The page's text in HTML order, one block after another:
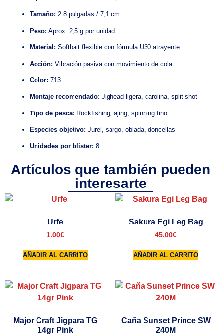
Tamaño: 2.8 pulgadas / 7,1 cm
Peso: Aprox. 2,5 g por unidad
Material: Softbait flexible con fórmula U30 atrayente
Acción: Vibración pasiva con movimiento de cola
Color: 713
Montaje recomendado: Jighead ligera, carolina, split shot
Tipo de pesca: Rockfishing, ajing, spinning fino
Especies objetivo: Jurel, sargo, oblada, doncellas
Unidades por blister: 8
Artículos que también pueden
interesarte
Urfe
1.00€
AÑADIR AL CARRITO
Sakura Egi Leg Bag
45.00€
AÑADIR AL CARRITO
Major Craft Jigpara TG
14gr Pink
Caña Sunset Prince SW
240M